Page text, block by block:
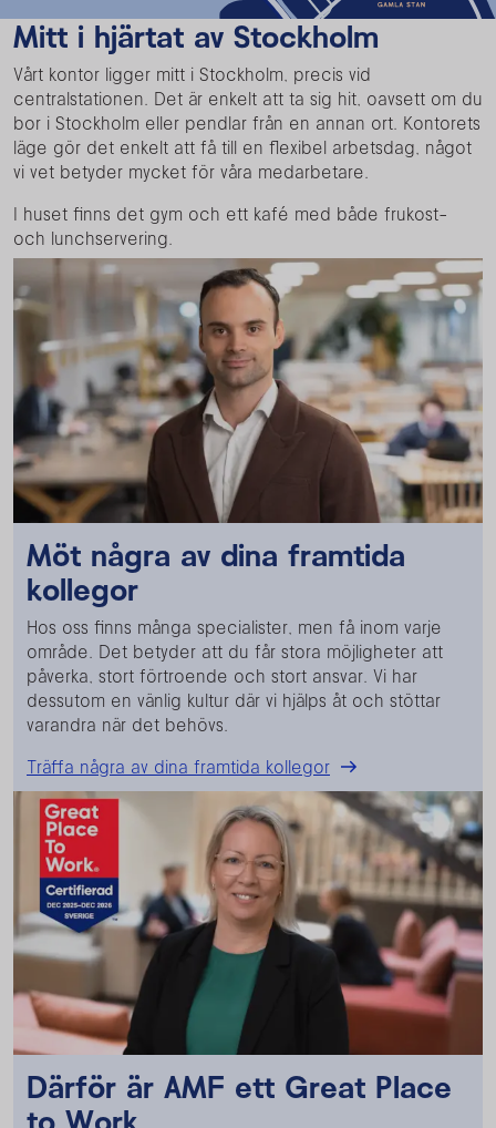
Mitt i hjärtat av Stockholm
Vårt kontor ligger mitt i Stockholm, precis vid
centralstationen. Det är enkelt att ta sig hit, oavsett om du
bor i Stockholm eller pendlar från en annan ort. Kontorets
läge gör det enkelt att få till en flexibel arbetsdag, något
vi vet betyder mycket för våra medarbetare.
I huset finns det gym och ett kafé med både frukost-
och lunchservering.
Möt några av dina framtida
kollegor
Hos oss finns många specialister, men få inom varje
område. Det betyder att du får stora möjligheter att
påverka, stort förtroende och stort ansvar. Vi har
dessutom en vänlig kultur där vi hjälps åt och stöttar
varandra när det behövs.
Träffa några av dina framtida kollegor
Därför är AMF ett Great Place